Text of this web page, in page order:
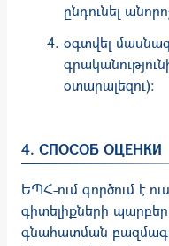
ընդունել
օգտվել
օտարալեզու):
4. СПОСОБ ОЦЕНКИ
ԵՊՀ-ում գործում է
գիտելիքների
գնա­հատման